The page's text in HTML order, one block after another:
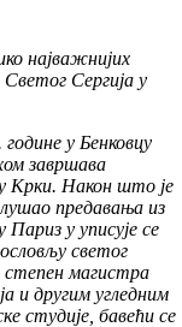
најважнијих
Сергија у
у Бенковцу
завршава
Крки. Након што је
предавања из
Париз у уписује се
светог
степен магистра
и другим угледним
студије, бавећи се